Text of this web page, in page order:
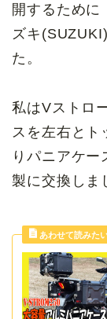
開するために
ズキ
た。
私はVストロ
スを左右とト
りパニアケ
製に交換しま